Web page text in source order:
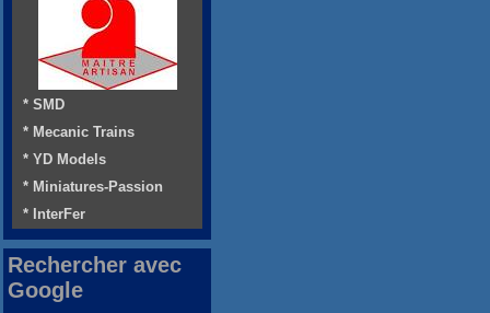
* SMD
* Mecanic Trains
* YD Models
* Miniatures-Passion
* InterFer
Rechercher avec
Google